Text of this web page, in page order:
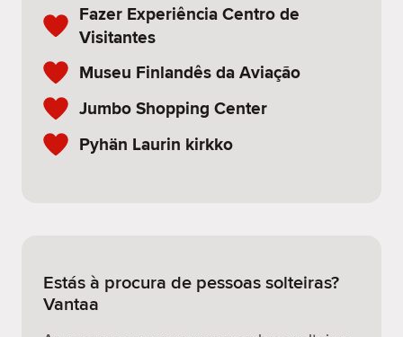
Fazer Experiência Centro de
Visitantes
Museu Finlandês da Aviação
Jumbo Shopping Center
Pyhän Laurin kirkko
Estás à procura de pessoas solteiras?
Vantaa